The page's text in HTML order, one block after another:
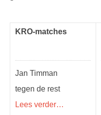
KRO-matches
Jan Timman
tegen de rest
Lees verder…